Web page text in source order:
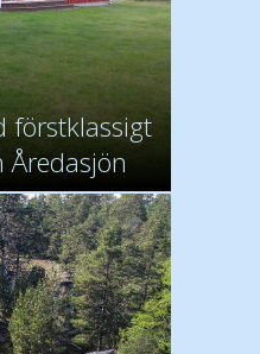
förstklassigt
Åredasjön